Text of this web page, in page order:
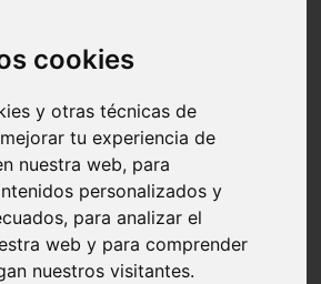
cookies
y otras técnicas de
tu experiencia de
nuestra web, para
personalizados y
para analizar el
web y para comprender
nuestros visitantes.